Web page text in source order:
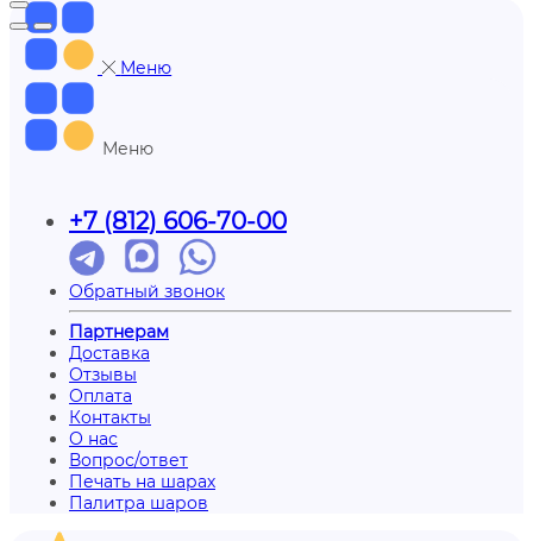
Меню
Меню
+7 (812) 606-70-00
Обратный звонок
Партнерам
Доставка
Отзывы
Оплата
Контакты
О нас
Вопрос/ответ
Печать на шарах
Палитра шаров